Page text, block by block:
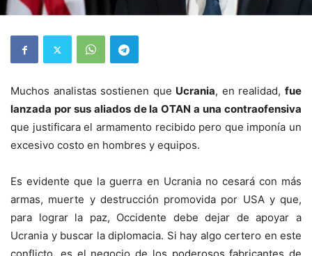
Muchos analistas sostienen que Ucrania, en realidad,fue
lanzada por sus aliados de la OTAN a una contraofensiva
que justificara el armamento recibido pero que imponía un
excesivo costo en hombres y equipos.
Es evidente que la guerra en Ucrania no cesará con más
armas, muerte y destrucción promovida por USA y que,
para lograr la paz, Occidente debe dejar de apoyar a
Ucrania y buscar la diplomacia. Si hay algo certero en este